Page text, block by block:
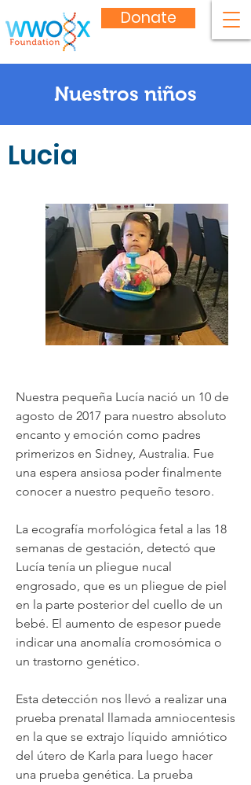
Donate
Nuestros niños
Lucia
Nuestra pequeña Lucía nació un 10 de
agosto de 2017 para nuestro absoluto
encanto y emoción como padres
primerizos en Sidney, Australia. Fue
una espera ansiosa poder finalmente
conocer a nuestro pequeño tesoro.
La ecografía morfológica fetal a las 18
semanas de gestación, detectó que
Lucía tenía un pliegue nucal
engrosado, que es un pliegue de piel
en la parte posterior del cuello de un
bebé. El aumento de espesor puede
indicar una anomalía cromosómica o
un trastorno genético.
Esta detección nos llevó a realizar una
prueba prenatal llamada amniocentesis
en la que se extrajo líquido amniótico
del útero de Karla para luego hacer
una prueba genética. La prueba